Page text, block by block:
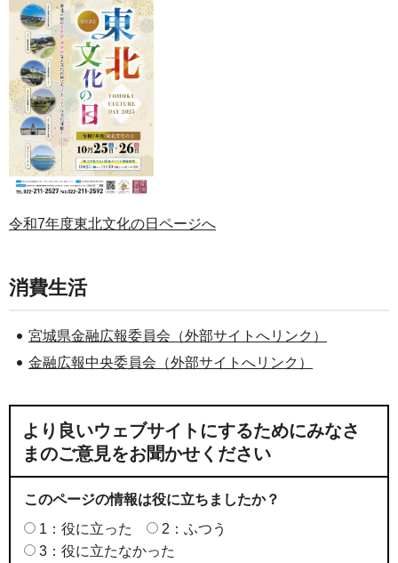
令和7年度東北文化の日ページへ
消費生活
宮城県金融広報委員会（外部サイトへリンク）
金融広報中央委員会（外部サイトへリンク）
より良いウェブサイトにするためにみなさ
まのご意見をお聞かせください
このページの情報は役に立ちましたか？
1：役に立った
2：ふつう
3：役に立たなかった